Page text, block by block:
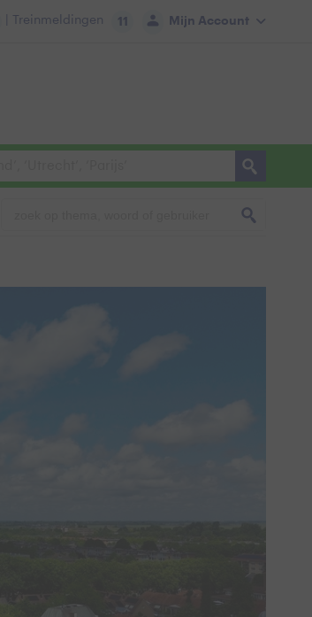
Mijn Account
| Treinmeldingen 11